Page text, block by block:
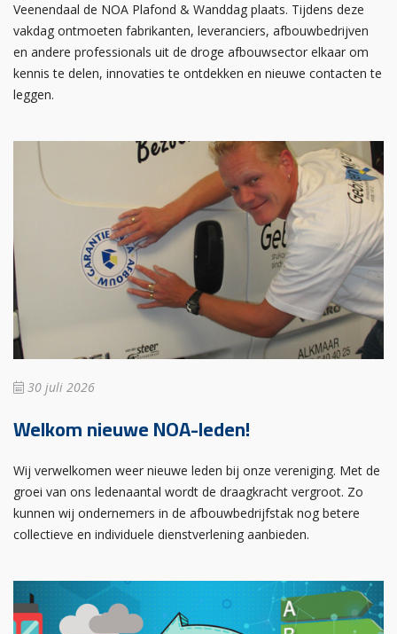
Veenendaal de NOA Plafond & Wanddag plaats. Tijdens deze
vakdag ontmoeten fabrikanten, leveranciers, afbouwbedrijven
en andere professionals uit de droge afbouwsector elkaar om
kennis te delen, innovaties te ontdekken en nieuwe contacten te
leggen.
30 juli 2026
Welkom nieuwe NOA-leden!
Wij verwelkomen weer nieuwe leden bij onze vereniging. Met de
groei van ons ledenaantal wordt de draagkracht vergroot. Zo
kunnen wij ondernemers in de afbouwbedrijfstak nog betere
collectieve en individuele dienstverlening aanbieden.